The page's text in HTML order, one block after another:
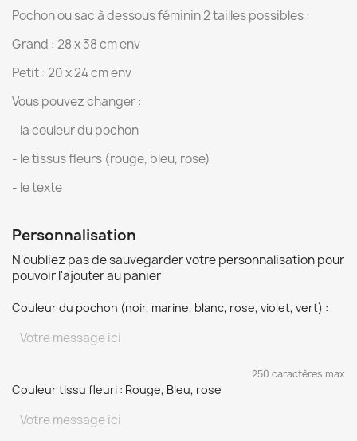
Pochon ou sac à dessous féminin 2 tailles possibles :
Grand : 28 x 38 cm env
Petit : 20 x 24 cm env
Vous pouvez changer :
- la couleur du pochon
- le tissus fleurs (rouge, bleu, rose)
- le texte
Personnalisation
N'oubliez pas de sauvegarder votre personnalisation pour
pouvoir l'ajouter au panier
Couleur du pochon (noir, marine, blanc, rose, violet, vert) :
250 caractères max
Couleur tissu fleuri : Rouge, Bleu, rose